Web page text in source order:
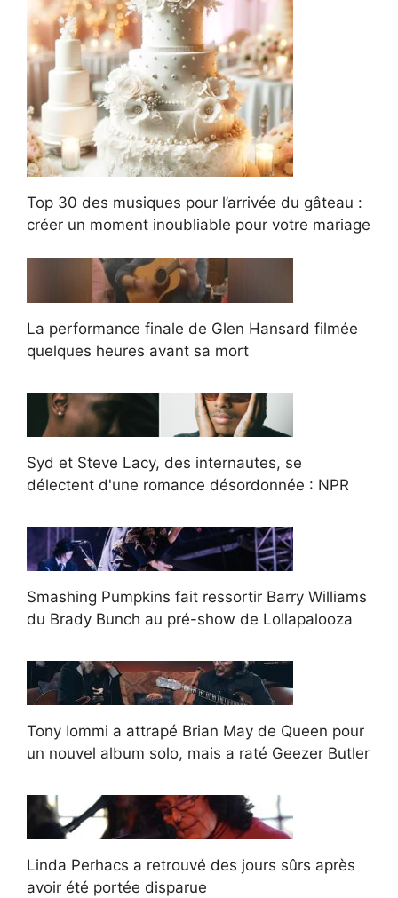
Top 30 des musiques pour l’arrivée du gâteau :
créer un moment inoubliable pour votre mariage
La performance finale de Glen Hansard filmée
quelques heures avant sa mort
Syd et Steve Lacy, des internautes, se
délectent d'une romance désordonnée : NPR
Smashing Pumpkins fait ressortir Barry Williams
du Brady Bunch au pré-show de Lollapalooza
Tony Iommi a attrapé Brian May de Queen pour
un nouvel album solo, mais a raté Geezer Butler
Linda Perhacs a retrouvé des jours sûrs après
avoir été portée disparue